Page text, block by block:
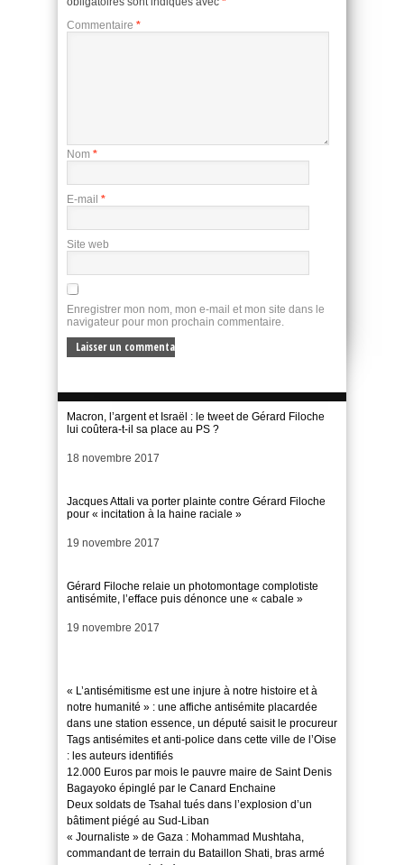
Commentaire *
Nom *
E-mail *
Site web
Enregistrer mon nom, mon e-mail et mon site dans le
navigateur pour mon prochain commentaire.
Macron, l’argent et Israël : le tweet de Gérard Filoche
lui coûtera-t-il sa place au PS ?
Date
18 novembre 2017
Jacques Attali va porter plainte contre Gérard Filoche
pour « incitation à la haine raciale »
Date
19 novembre 2017
Gérard Filoche relaie un photomontage complotiste
antisémite, l’efface puis dénonce une « cabale »
Date
19 novembre 2017
« L’antisémitisme est une injure à notre histoire et à
notre humanité » : une affiche antisémite placardée
dans une station essence, un député saisit le procureur
Tags antisémites et anti-police dans cette ville de l’Oise
: les auteurs identifiés
12.000 Euros par mois le pauvre maire de Saint Denis
Bagayoko épinglé par le Canard Enchaine
Deux soldats de Tsahal tués dans l’explosion d’un
bâtiment piégé au Sud-Liban
« Journaliste » de Gaza : Mohammad Mushtaha,
commandant de terrain du Bataillon Shati, bras armé